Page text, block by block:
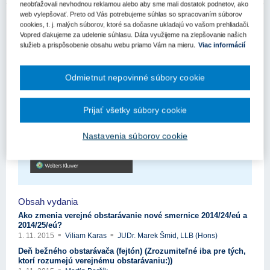
Obsah vydania
Ako zmenia verejné obstarávanie nové smernice 2014/24/eú a
2014/25/eú?
1. 11. 2015 Viliam Karas JUDr. Marek Šmid, LLB (Hons)
Deň bežného obstarávača (fejtón) (Zrozumiteľné iba pre tých,
ktorí rozumejú verejnému obstarávaniu:))
neobťažovali nevhodnou reklamou alebo aby sme mali dostatok podnetov, ako
web vylepšovať. Preto od Vás potrebujeme súhlas so spracovaním súborov
cookies, t. j. malých súborov, ktoré sa dočasne ukladajú vo vašom prehliadači.
Vopred ďakujeme za udelenie súhlasu. Dáta využijeme na zlepšovanie našich
služieb a prispôsobenie obsahu webu priamo Vám na mieru. Viac informácií
Nastavenia súborov cookie
Odmietnut nepovinné súbory cookie
Prijať všetky súbory cookie